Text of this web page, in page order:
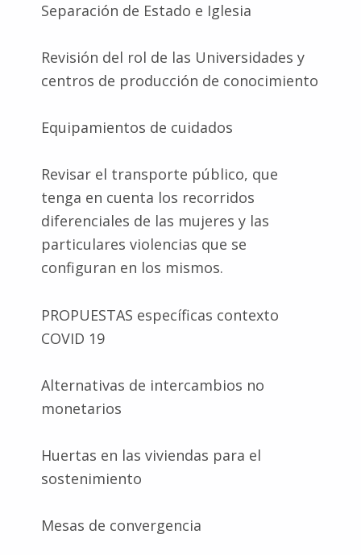
Separación de Estado e Iglesia
Revisión del rol de las Universidades y
centros de producción de conocimiento
Equipamientos de cuidados
Revisar el transporte público, que
tenga en cuenta los recorridos
diferenciales de las mujeres y las
particulares violencias que se
configuran en los mismos.
PROPUESTAS específicas contexto
COVID 19
Alternativas de intercambios no
monetarios
Huertas en las viviendas para el
sostenimiento
Mesas de convergencia